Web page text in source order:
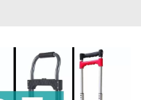
Per La
Dei